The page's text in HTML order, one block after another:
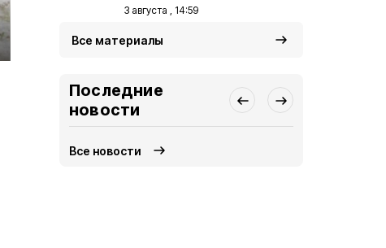
3 августа , 14:59
Все материалы
Последние
новости
Все новости